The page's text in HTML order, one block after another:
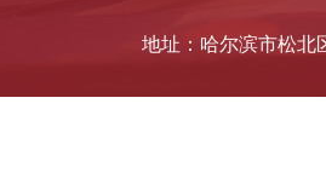
地址：哈尔滨市松北